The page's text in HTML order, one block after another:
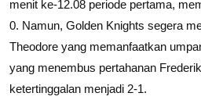
menit ke-12.08 periode pertama,
0. Namun, Golden Knights segera
Theodore yang memanfaatkan
yang menembus pertahanan
ketertinggalan menjadi 2-1.